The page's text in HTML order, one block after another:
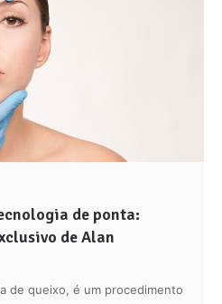
de ponta:
de Alan
de queixo, é um procedimento